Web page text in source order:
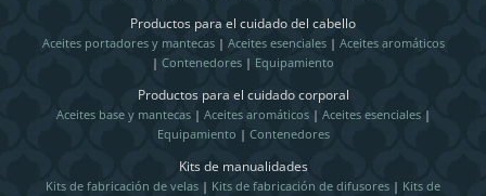
Productos para el cuidado del cabello
Aceites portadores y mantecas| Aceites esenciales| Aceites aromáticos
| Contenedores | Equipamiento
Productos para el cuidado corporal
Aceites base y mantecas| Aceites aromáticos| Aceites esenciales|
Equipamiento | Contenedores
Kits de manualidades
Kits de fabricación de velas | Kits de fabricación de difusores | Kits de